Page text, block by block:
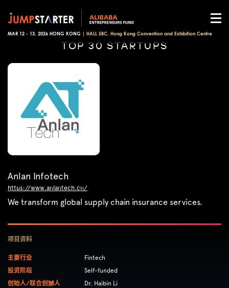
MAR 12 - 13, 2026 HONG KONG | HALL 5BC, Hong Kong Convention and Exhibition Centre
TOP 30 STARTUPS
Anlan Infotech
https://www.anlantech.cn/
We transform global supply chain insurance services.
项目资料
主要行业
Fintech
投资阶段
Self-funded
创始人/联合创辧人
Dr. Haibin Li